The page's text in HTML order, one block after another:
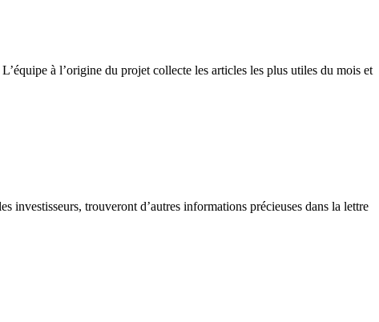
à l’origine du projet collecte les articles les plus utiles du mois et
investisseurs, trouveront d’autres informations précieuses dans la lettre